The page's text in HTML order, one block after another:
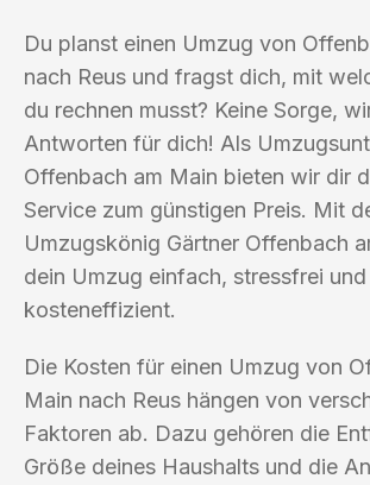
Du planst einen Umzug von
nach Reus und fragst dich, mit
du rechnen musst? Keine Sorge,
Antworten für dich! Als
Offenbach am Main bieten wir dir
Service zum günstigen Preis. Mit
Umzugskönig Gärtner Offenbach
dein Umzug einfach, stressfrei und
kosteneffizient.
Die Kosten für einen Umzug von
Main nach Reus hängen von
Faktoren ab. Dazu gehören die
Größe deines Haushalts und die